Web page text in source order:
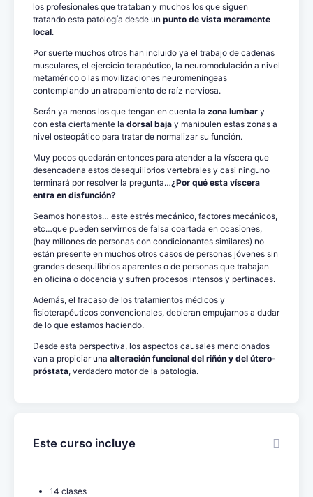
los profesionales que trataban y muchos los que siguen
tratando esta patología desde un punto de vista meramente
local.
Por suerte muchos otros han incluido ya el trabajo de cadenas
musculares, el ejercicio terapéutico, la neuromodulación a nivel
metamérico o las movilizaciones neuromeníngeas
contemplando un atrapamiento de raíz nerviosa.
Serán ya menos los que tengan en cuenta la zona lumbar y
con esta ciertamente la dorsal baja y manipulen estas zonas a
nivel osteopático para tratar de normalizar su función.
Muy pocos quedarán entonces para atender a la víscera que
desencadena estos desequilibrios vertebrales y casi ninguno
terminará por resolver la pregunta…¿Por qué esta víscera
entra en disfunción?
Seamos honestos… este estrés mecánico, factores mecánicos,
etc…que pueden servirnos de falsa coartada en ocasiones,
(hay millones de personas con condicionantes similares) no
están presente en muchos otros casos de personas jóvenes sin
grandes desequilibrios aparentes o de personas que trabajan
en oficina o docencia y sufren procesos intensos y pertinaces.
Además, el fracaso de los tratamientos médicos y
fisioterapéuticos convencionales, debieran empujarnos a dudar
de lo que estamos haciendo.
Desde esta perspectiva, los aspectos causales mencionados
van a propiciar una alteración funcional del riñón y del útero-
próstata, verdadero motor de la patología.
Este curso incluye
14 clases